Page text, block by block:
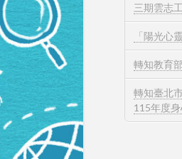
三期雲志
「陽光心
轉知教育
轉知臺北
115年度